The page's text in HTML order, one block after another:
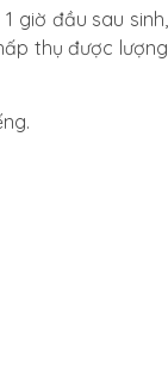
giờ đầu sau sinh,
thụ được lượng